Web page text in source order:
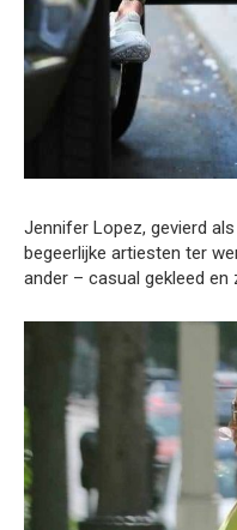
Jennifer Lopez, gevierd
begeerlijke artiesten ter
ander – casual gekleed